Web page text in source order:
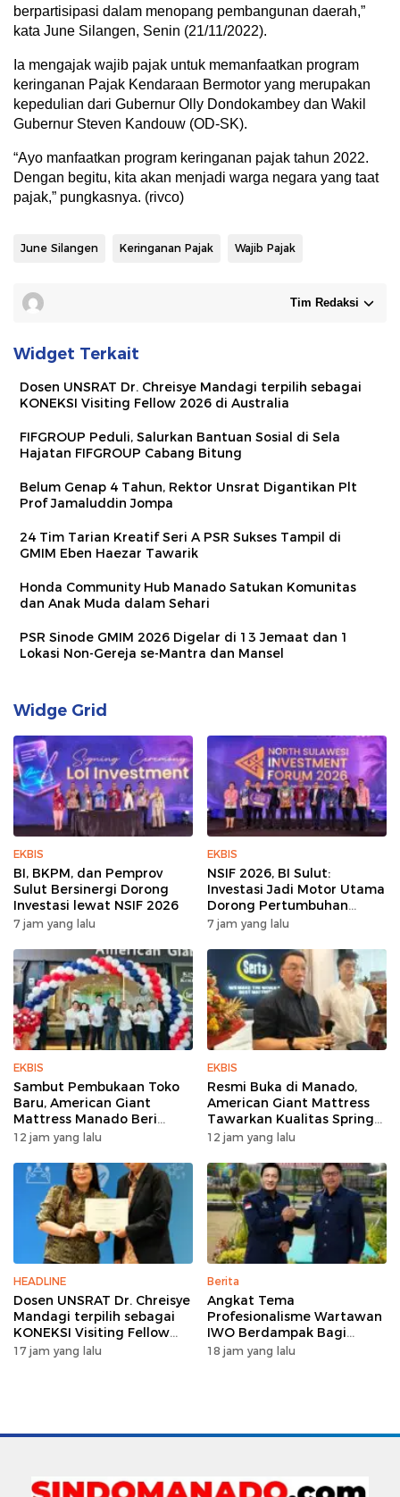
berpartisipasi dalam menopang pembangunan daerah,”
kata June Silangen, Senin (21/11/2022).
Ia mengajak wajib pajak untuk memanfaatkan program
keringanan Pajak Kendaraan Bermotor yang merupakan
kepedulian dari Gubernur Olly Dondokambey dan Wakil
Gubernur Steven Kandouw (OD-SK).
“Ayo manfaatkan program keringanan pajak tahun 2022.
Dengan begitu, kita akan menjadi warga negara yang taat
pajak,” pungkasnya. (rivco)
June Silangen Keringanan Pajak Wajib Pajak
Tim Redaksi
Widget Terkait
Dosen UNSRAT Dr. Chreisye Mandagi terpilih sebagai
KONEKSI Visiting Fellow 2026 di Australia
FIFGROUP Peduli, Salurkan Bantuan Sosial di Sela
Hajatan FIFGROUP Cabang Bitung
Belum Genap 4 Tahun, Rektor Unsrat Digantikan Plt
Prof Jamaluddin Jompa
24 Tim Tarian Kreatif Seri A PSR Sukses Tampil di
GMIM Eben Haezar Tawarik
Honda Community Hub Manado Satukan Komunitas
dan Anak Muda dalam Sehari
PSR Sinode GMIM 2026 Digelar di 13 Jemaat dan 1
Lokasi Non-Gereja se-Mantra dan Mansel
Widge Grid
EKBIS
BI, BKPM, dan Pemprov
Sulut Bersinergi Dorong
Investasi lewat NSIF 2026
7 jam yang lalu
EKBIS
NSIF 2026, BI Sulut:
Investasi Jadi Motor Utama
Dorong Pertumbuhan
Ekonomi Sulut
7 jam yang lalu
EKBIS
Sambut Pembukaan Toko
Baru, American Giant
Mattress Manado Beri
Promo Hemat Jutaan
12 jam yang lalu
EKBIS
Resmi Buka di Manado,
American Giant Mattress
Tawarkan Kualitas Spring
Bed Premium
12 jam yang lalu
HEADLINE
Dosen UNSRAT Dr. Chreisye
Mandagi terpilih sebagai
KONEKSI Visiting Fellow
2026 di Australia
17 jam yang lalu
Berita
Angkat Tema
Profesionalisme Wartawan
IWO Berdampak Bagi
Kebaikan Bangsa, Ini
18 jam yang lalu